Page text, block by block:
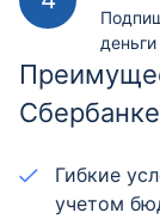
Гибкие
учетом